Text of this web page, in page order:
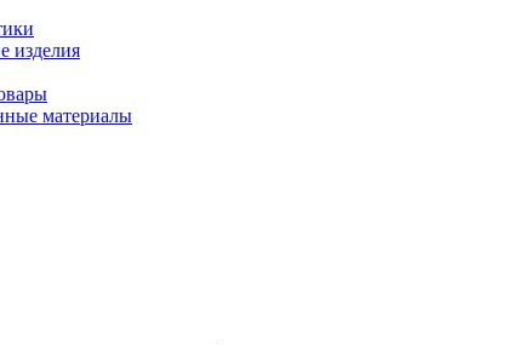
изделия
материалы